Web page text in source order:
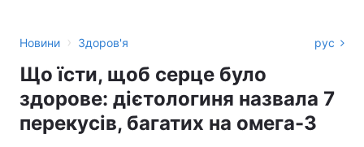
Новини › Здоров'я рус
Що їсти, щоб серце було
здорове: дієтологиня назвала 7
перекусів, багатих на омега-3